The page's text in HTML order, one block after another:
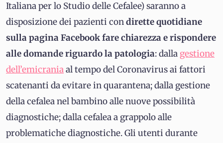
Italiana per lo Studio delle Cefalee) saranno a
disposizione dei pazienti condirette quotidiane
sulla pagina Facebook fare chiarezza e rispondere
alle domande riguardo la patologia: dalla gestione
dell’emicraniaal tempo del Coronavirus ai fattori
scatenanti da evitare in quarantena; dalla gestione
della cefalea nel bambino alle nuove possibilità
diagnostiche; dalla cefalea a grappolo alle
problematiche diagnostiche. Gli utenti durante